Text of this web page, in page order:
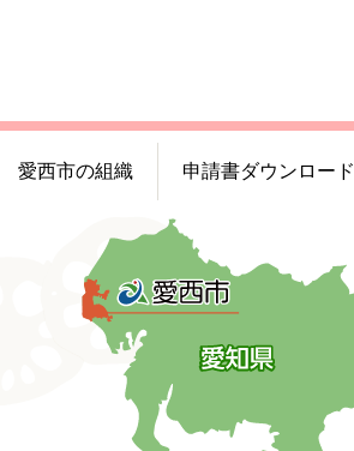
愛西市の組織 申請書ダウンロード